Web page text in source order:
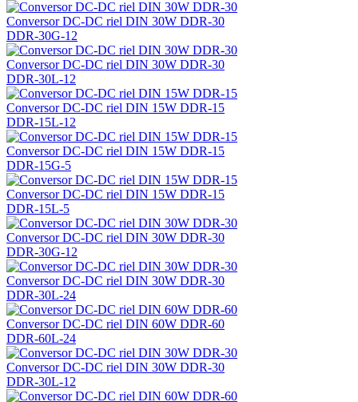
Conversor DC-DC riel DIN 30W DDR-30
DDR-30G-12
Conversor DC-DC riel DIN 30W DDR-30
DDR-30L-12
Conversor DC-DC riel DIN 15W DDR-15
DDR-15L-12
Conversor DC-DC riel DIN 15W DDR-15
DDR-15G-5
Conversor DC-DC riel DIN 15W DDR-15
DDR-15L-5
Conversor DC-DC riel DIN 30W DDR-30
DDR-30G-12
Conversor DC-DC riel DIN 30W DDR-30
DDR-30L-24
Conversor DC-DC riel DIN 60W DDR-60
DDR-60L-24
Conversor DC-DC riel DIN 30W DDR-30
DDR-30L-12